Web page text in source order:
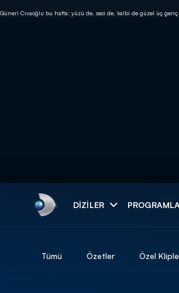
Güneri Cıvaoğlu bu hafta; yüzü de, sesi de, kalbi de güzel üç
DIZILER
Tümü Özetler Özel